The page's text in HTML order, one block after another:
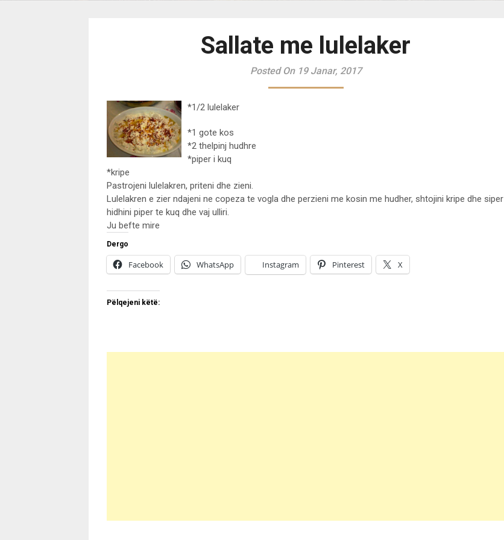
Sallate me lulelaker
Posted On 19 Janar, 2017
*1/2 lulelaker
*1 gote kos
*2 thelpinj hudhre
*piper i kuq
*kripe
Pastrojeni lulelakren, priteni dhe zieni.
Lulelakren e zier ndajeni ne copeza te vogla dhe perzieni me kosin me hudher, shtojini kripe dhe siper
hidhini piper te kuq dhe vaj ulliri.
Ju befte mire
Dergo
Facebook WhatsApp Instagram Pinterest X
Pëlqejeni këtë: